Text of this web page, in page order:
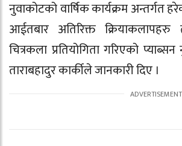
नुवाकोटको वार्षिक कार्यक्रम अन्तर्गत
आईतबार अतिरिक्त
चित्रकला प्रतियोगिता गरिएको
ताराबहादुर कार्कीले जानकारी दिए ।